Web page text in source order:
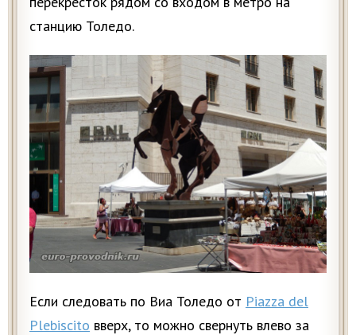
станцию Толедо.
Если следовать по Виа Толедо от Piazza del
Plebiscito вверх, то можно свернуть влево за